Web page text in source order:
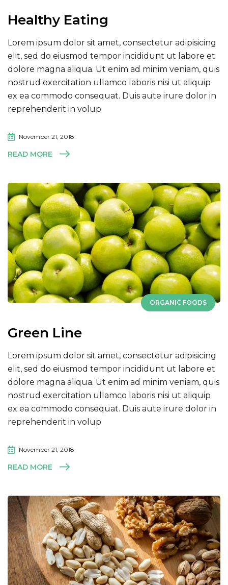
Healthy Eating
Lorem ipsum dolor sit amet, consectetur adipisicing
elit, sed do eiusmod tempor incididunt ut labore et
dolore magna aliqua. Ut enim ad minim veniam, quis
nostrud exercitation ullamco laboris nisi ut aliquip
ex ea commodo consequat. Duis aute irure dolor in
reprehenderit in volup
November 21, 2018
READ MORE
ORGANIC FOODS
Green Line
Lorem ipsum dolor sit amet, consectetur adipisicing
elit, sed do eiusmod tempor incididunt ut labore et
dolore magna aliqua. Ut enim ad minim veniam, quis
nostrud exercitation ullamco laboris nisi ut aliquip
ex ea commodo consequat. Duis aute irure dolor in
reprehenderit in volup
November 21, 2018
READ MORE